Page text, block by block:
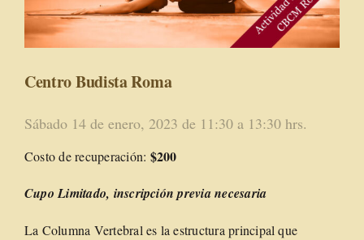
Centro Budista Roma
Sábado 14 de enero, 2023 de 11:30 a 13:30 hrs.
Costo de recuperación: $200
Cupo Limitado, inscripción previa necesaria
La Columna Vertebral es la estructura principal que